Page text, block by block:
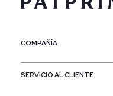
COMPAÑÍA
SERVICIO AL CLIENTE